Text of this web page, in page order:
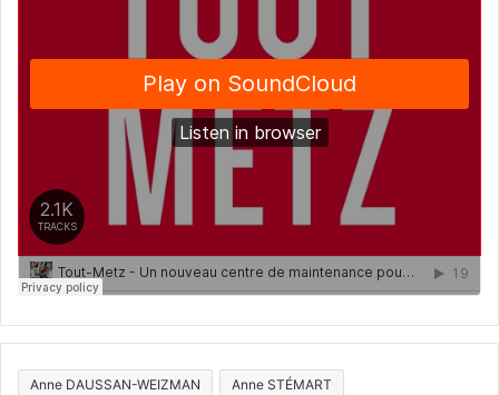
Anne DAUSSAN-WEIZMAN Anne STÉMART